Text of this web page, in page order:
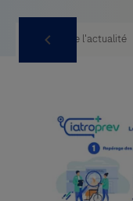
Toute l'actualité